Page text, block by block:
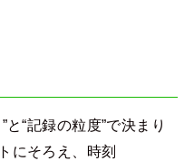
“記録の粒度”で決まり
にそろえ、時刻